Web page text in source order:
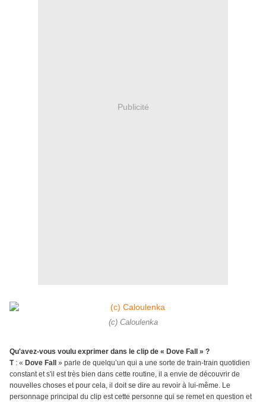
Publicité
(c) Caloulenka
Qu'avez-vous voulu exprimer dans le clip de « Dove Fall » ?
T: « Dove Fall
» parle de quelqu’un qui a une sorte de train-train quotidien
constant et s'il est très bien dans cette routine, il a envie de découvrir de
nouvelles choses et pour cela, il doit se dire au revoir à lui-même. Le
personnage principal du clip est cette personne qui se remet en question et